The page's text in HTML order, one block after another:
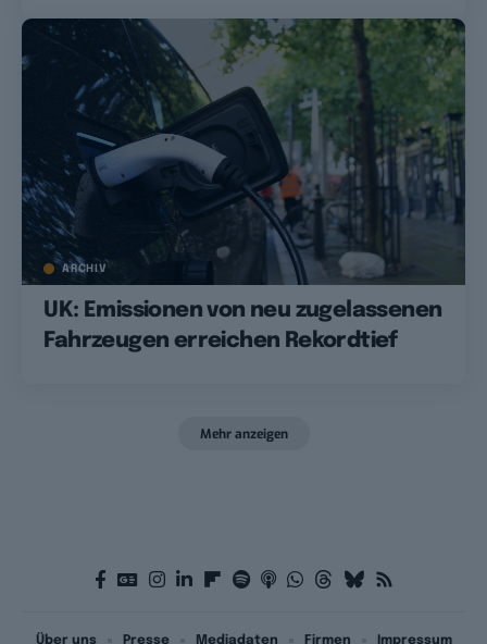
ARCHIV
UK: Emissionen von neu zugelassenen
Fahrzeugen erreichen Rekordtief
Mehr anzeigen
Über uns Presse Mediadaten Firmen Impressum